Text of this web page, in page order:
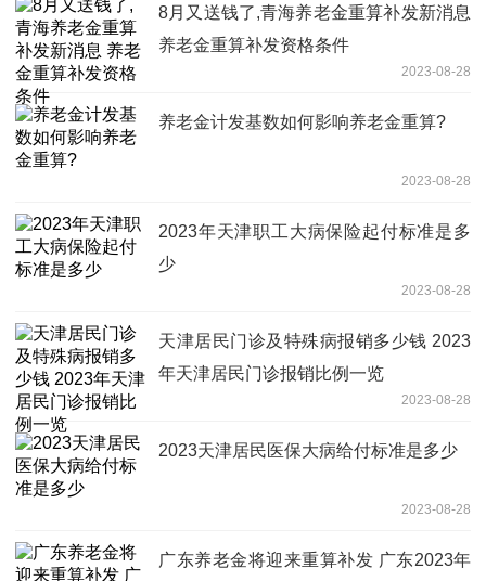
8月又送钱了,青海养老金重算补发新消息
养老金重算补发资格条件
2023-08-28
养老金计发基数如何影响养老金重算?
2023-08-28
2023年天津职工大病保险起付标准是多
少
2023-08-28
天津居民门诊及特殊病报销多少钱 2023
年天津居民门诊报销比例一览
2023-08-28
2023天津居民医保大病给付标准是多少
2023-08-28
广东养老金将迎来重算补发 广东2023年